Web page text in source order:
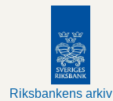
Riksbankens arkiv